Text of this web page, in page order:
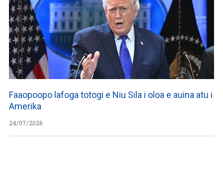
Faaopoopo lafoga totogi e Niu Sila i oloa e auina atu i
Amerika
24/07/2026